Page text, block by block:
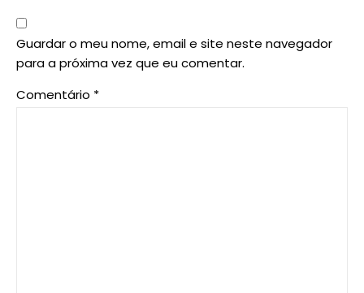
Guardar o meu nome, email e site neste navegador
para a próxima vez que eu comentar.
Comentário *